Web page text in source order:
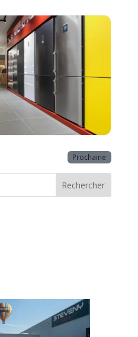
Prochaine
Rechercher